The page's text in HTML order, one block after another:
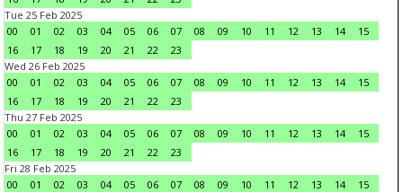
Tue 25 Feb 2025
00
01 02 03 04 05 06 07 08 09 10 11 12 13 14
15
16
17 18 19 20 21 22
23
Wed 26 Feb 2025
00
01 02 03 04 05 06 07 08 09 10 11 12 13 14
15
16
17 18 19 20 21 22
23
Thu 27 Feb 2025
00
01 02 03 04 05 06 07 08 09 10 11 12 13 14
15
16
17 18 19 20 21 22
23
Fri 28 Feb 2025
00
01 02 03 04 05 06 07 08 09 10 11 12 13 14
15